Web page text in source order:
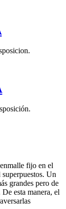
fijo en el
Un
grandes pero de
esta manera, el